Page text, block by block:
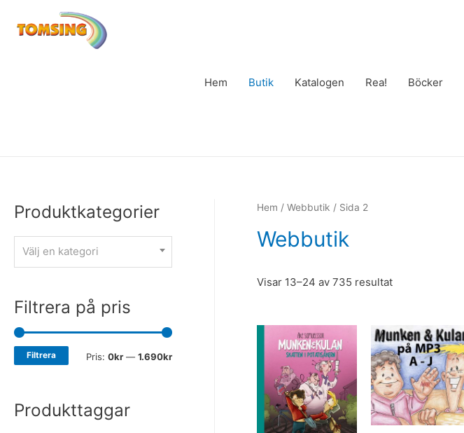
Hem Butik Katalogen Rea! Böcker
Produktkategorier
Välj en kategori
Filtrera på pris
Filtrera Pris: 0kr— 1.690kr
Produkttaggar
Hem / Webbutik / Sida 2
Webbutik
Visar 13–24 av 735 resultat